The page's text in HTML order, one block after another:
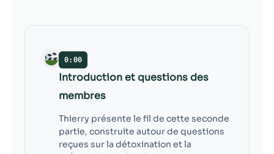
0:00
Introduction et questions des
membres
Thierry présente le fil de cette seconde
partie, construite autour de questions
reçues sur la détoxination et la